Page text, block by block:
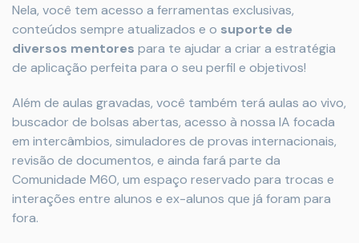
Nela, você tem acesso a ferramentas exclusivas,
conteúdos sempre atualizados e o suporte de
diversos mentores para te ajudar a criar a estratégia
de aplicação perfeita para o seu perfil e objetivos!
Além de aulas gravadas, você também terá aulas ao vivo,
buscador de bolsas abertas, acesso à nossa IA focada
em intercâmbios, simuladores de provas internacionais,
revisão de documentos, e ainda fará parte da
Comunidade M60, um espaço reservado para trocas e
interações entre alunos e ex-alunos que já foram para
fora.